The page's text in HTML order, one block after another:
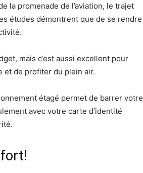
la promenade de l’aviation, le trajet
études démontrent que de se rendre
mais c’est aussi excellent pour
et de profiter du plein air.
étagé permet de barrer votre
avec votre carte d’identité